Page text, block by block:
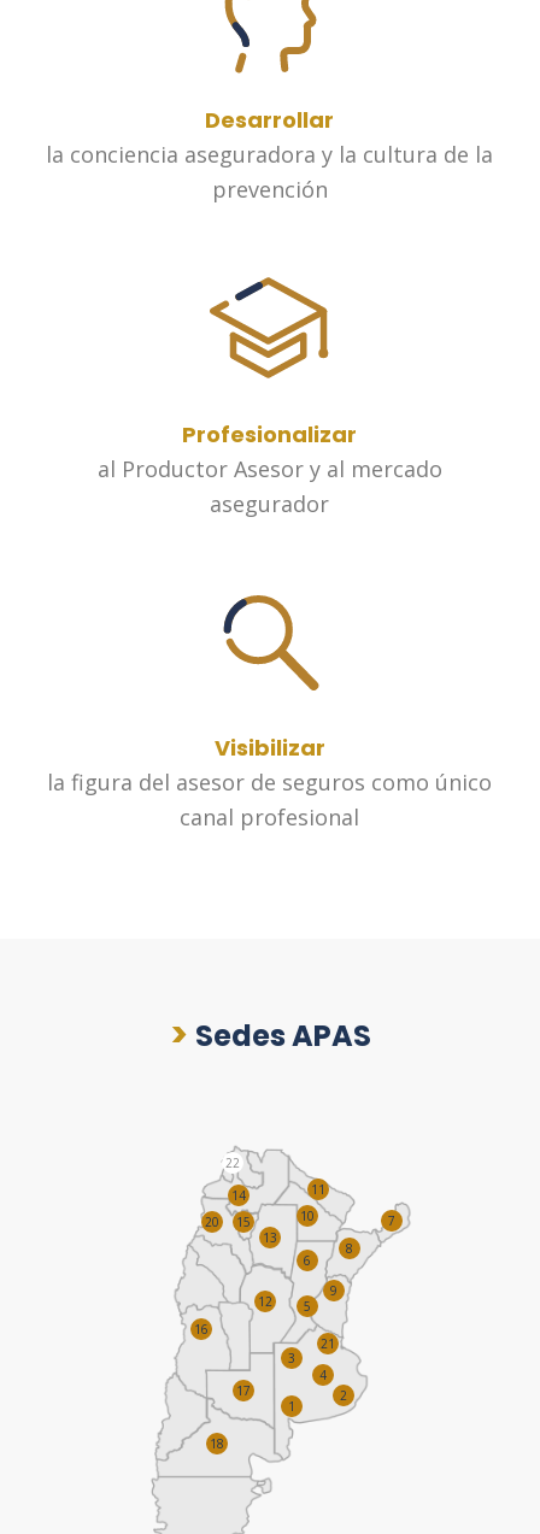
Desarrollar
la conciencia aseguradora y la cultura de la
prevención
Profesionalizar
al Productor Asesor y al mercado
asegurador
Visibilizar
la figura del asesor de seguros como único
canal profesional
> Sedes APAS
1
2
3
4
5
6
7
8
9
10
11
12
13
14
15
16
17
18
20
21
22